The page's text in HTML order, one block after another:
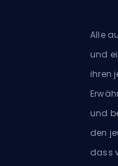
Alle
und
ihren
und
den
dass